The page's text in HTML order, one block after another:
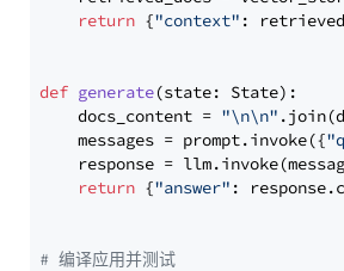
return {"context" :
def generate(state: State):
    docs_content =
"\n\n"
    messages = prompt.invoke({
response =
return {"answer" :
# 编译应用并测试